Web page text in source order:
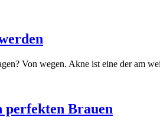
Von wegen. Akne ist eine der am
perfekten Brauen